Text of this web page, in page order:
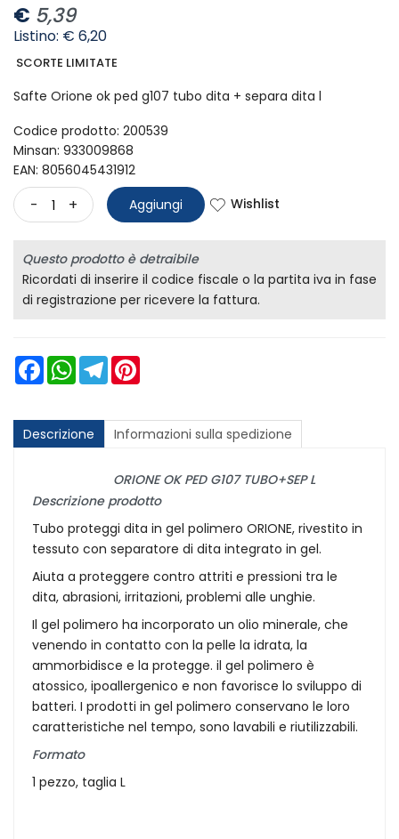
€ 5,39
Listino: € 6,20
SCORTE LIMITATE
Safte Orione ok ped g107 tubo dita + separa dita l
Codice prodotto: 200539
Minsan: 933009868
EAN: 8056045431912
- + Aggiungi Wishlist
Questo prodotto è detraibile
Ricordati di inserire il codice fiscale o la partita iva in fase
di registrazione per ricevere la fattura.
FacebookWhatsAppTelegram
Descrizione Informazioni sulla spedizione
ORIONE OK PED G107 TUBO+SEP L
Descrizione prodotto
Tubo proteggi dita in gel polimero ORIONE, rivestito in
tessuto con separatore di dita integrato in gel.
Aiuta a proteggere contro attriti e pressioni tra le
dita, abrasioni, irritazioni, problemi alle unghie.
Il gel polimero ha incorporato un olio minerale, che
venendo in contatto con la pelle la idrata, la
ammorbidisce e la protegge. il gel polimero è
atossico, ipoallergenico e non favorisce lo sviluppo di
batteri. I prodotti in gel polimero conservano le loro
caratteristiche nel tempo, sono lavabili e riutilizzabili.
Formato
1 pezzo, taglia L